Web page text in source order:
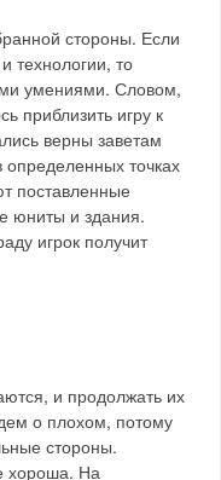
стороны. Если
технологии, то
умениями. Словом,
приблизить игру к
верны заветам
точках
поставленные
юниты и здания.
игрок получит
и продолжать их
о плохом, потому
стороны.
хороша. На